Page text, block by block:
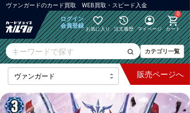
ヴァンガードのカード買取 WEB買取・スピード入金
ログイン
会員登録 お気に入り 注文履歴 マイページ
0
カート
カテゴリ一覧
販売ページへ